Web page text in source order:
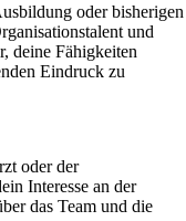
oder bisherigen
und
deine Fähigkeiten
Eindruck zu
oder der
Interesse an der
das Team und die